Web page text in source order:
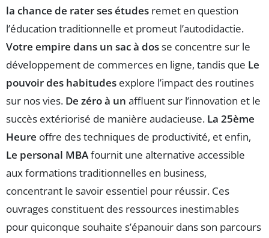
la chance de rater ses études remet en question
l’éducation traditionnelle et promeut l’autodidactie.
Votre empire dans un sac à dosse concentre sur le
développement de commerces en ligne, tandis que Le
pouvoir des habitudes explore l’impact des routines
sur nos vies. De zéro à un affluent sur l’innovation et le
succès extériorisé de manière audacieuse. La 25ème
Heure offre des techniques de productivité, et enfin,
Le personal MBAfournit une alternative accessible
aux formations traditionnelles en business,
concentrant le savoir essentiel pour réussir. Ces
ouvrages constituent des ressources inestimables
pour quiconque souhaite s’épanouir dans son parcours